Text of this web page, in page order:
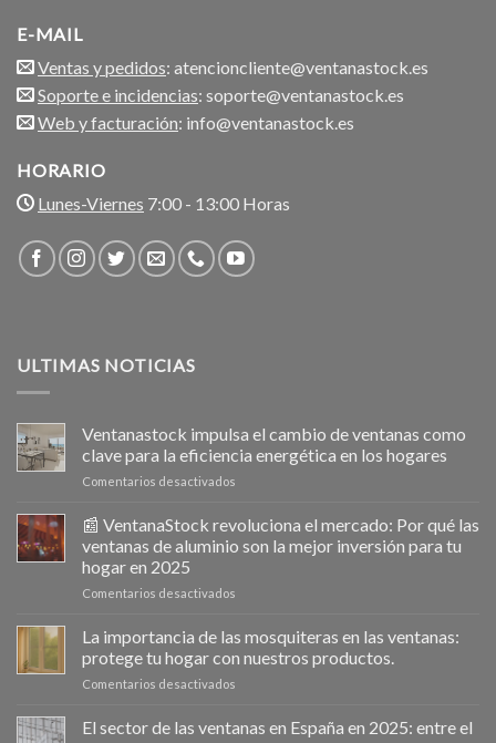
E-MAIL
Ventas y pedidos: atencioncliente@ventanastock.es
Soporte e incidencias: soporte@ventanastock.es
Web y facturación: info@ventanastock.es
HORARIO
Lunes-Viernes 7:00 - 13:00 Horas
ULTIMAS NOTICIAS
Ventanastock impulsa el cambio de ventanas como
clave para la eficiencia energética en los hogares
Comentarios desactivados
impulsa
el
cambio
la
en
📰 VentanaStock revoluciona el mercado: Por qué las
ventanas de aluminio son la mejor inversión para tu
hogar en 2025
Comentarios desactivados
VentanaStock
revoluciona
el
qué
La importancia de las mosquiteras en las ventanas:
protege tu hogar con nuestros productos.
Comentarios desactivados
importancia
de
El sector de las ventanas en España en 2025: entre el